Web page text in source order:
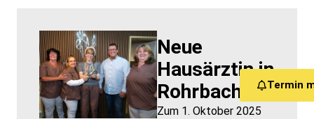
Neue
Hausärztin in
Rohrbach
Zum 1. Oktober 2025
Termin